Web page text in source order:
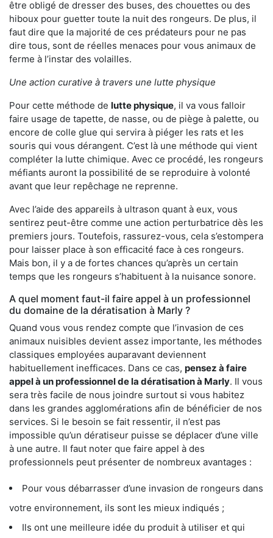
être obligé de dresser des buses, des chouettes ou des
hiboux pour guetter toute la nuit des rongeurs. De plus, il
faut dire que la majorité de ces prédateurs pour ne pas
dire tous, sont de réelles menaces pour vous animaux de
ferme à l’instar des volailles.
Une action curative à travers une lutte physique
Pour cette méthode de lutte physique, il va vous falloir
faire usage de tapette, de nasse, ou de piège à palette, ou
encore de colle glue qui servira à piéger les rats et les
souris qui vous dérangent. C’est là une méthode qui vient
compléter la lutte chimique. Avec ce procédé, les rongeurs
méfiants auront la possibilité de se reproduire à volonté
avant que leur repêchage ne reprenne.
Avec l’aide des appareils à ultrason quant à eux, vous
sentirez peut-être comme une action perturbatrice dès les
premiers jours. Toutefois, rassurez-vous, cela s’estompera
pour laisser place à son efficacité face à ces rongeurs.
Mais bon, il y a de fortes chances qu’après un certain
temps que les rongeurs s’habituent à la nuisance sonore.
A quel moment faut-il faire appel à un professionnel
du domaine de la dératisation à Marly ?
Quand vous vous rendez compte que l’invasion de ces
animaux nuisibles devient assez importante, les méthodes
classiques employées auparavant deviennent
habituellement inefficaces. Dans ce cas, pensez à faire
appel à un professionnel de la dératisation à Marly. Il vous
sera très facile de nous joindre surtout si vous habitez
dans les grandes agglomérations afin de bénéficier de nos
services. Si le besoin se fait ressentir, il n’est pas
impossible qu’un dératiseur puisse se déplacer d’une ville
à une autre. Il faut noter que faire appel à des
professionnels peut présenter de nombreux avantages :
Pour vous débarrasser d’une invasion de rongeurs dans
votre environnement, ils sont les mieux indiqués ;
Ils ont une meilleure idée du produit à utiliser et qui